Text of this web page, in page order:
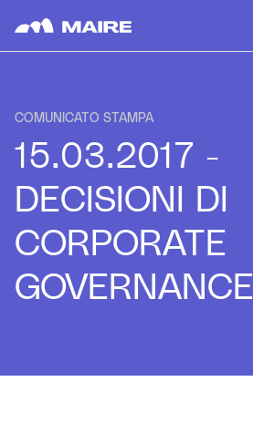
COMUNICATO STAMPA
15.03.2017 -
DECISIONI DI
CORPORATE
GOVERNANCE